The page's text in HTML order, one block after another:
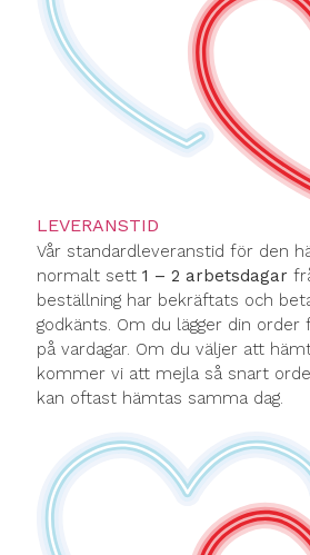
LEVERANSTID
Vår standardleveranstid för den
normalt sett 1 – 2 arbetsdagar
beställning har bekräftats och
godkänts. Om du lägger din order
på vardagar. Om du väljer att
kommer vi att mejla så snart
kan oftast hämtas samma dag.